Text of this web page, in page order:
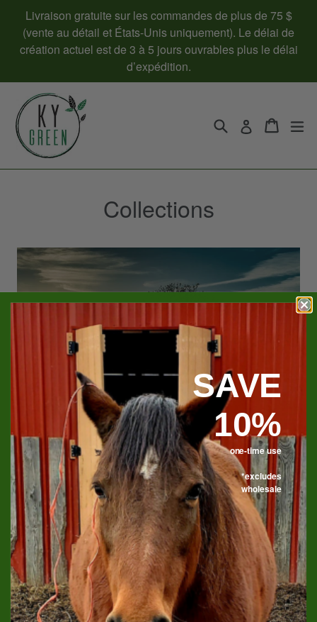
Passer
contenu
Livraison gratuite sur les commandes de plus de 75 $
(vente au détail et États-Unis uniquement). Le délai de
création actuel est de 3 à 5 jours ouvrables plus le délai
d’expédition.
Recherche
Se Panier
Panier
Collections
Bougies inspirées du Kentucky
SAVE
10%
one-time use
*excludes
wholesale